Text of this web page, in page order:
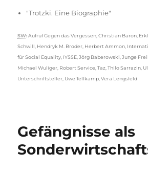
"Trotzki. Eine Biographie"
Schlagwörter
SW: Aufruf Gegen das Vergessen,Christian Baron,
Schwill, Hendryk M. Broder, Herbert Ammon,
für Social Equality, IYSSE,Jörg Baberowski,Junge
Michael Wuliger, Robert Service,Taz,Thilo Sarrazin,
Unterschriftsteller, Uwe Tellkamp,Vera Lengsfeld
Gefängnisse als